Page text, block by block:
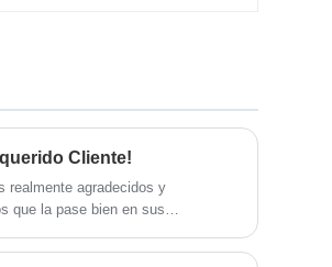
de la más alta calidad. Con
autoedición con confianza,
que su novela se producirá
compromiso genuino con
sostenibles. Elíjanos para dar
Cliente!
realmente agradecidos y
que la pase bien en sus